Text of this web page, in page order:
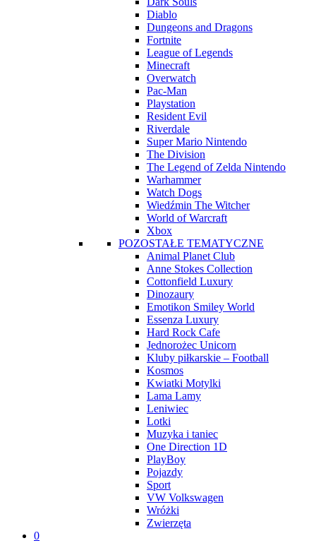
Diablo
Dungeons and Dragons
Fortnite
League of Legends
Minecraft
Overwatch
Pac-Man
Playstation
Resident Evil
Riverdale
Super Mario Nintendo
The Division
The Legend of Zelda Nintendo
Warhammer
Watch Dogs
Wiedźmin The Witcher
World of Warcraft
Xbox
POZOSTAŁE TEMATYCZNE
Animal Planet Club
Anne Stokes Collection
Cottonfield Luxury
Dinozaury
Emotikon Smiley World
Essenza Luxury
Hard Rock Cafe
Jednorożec Unicorn
Kluby piłkarskie – Football
Kosmos
Kwiatki Motylki
Lama Lamy
Leniwiec
Lotki
Muzyka i taniec
One Direction 1D
PlayBoy
Pojazdy
Sport
VW Volkswagen
Wróżki
Zwierzęta
0